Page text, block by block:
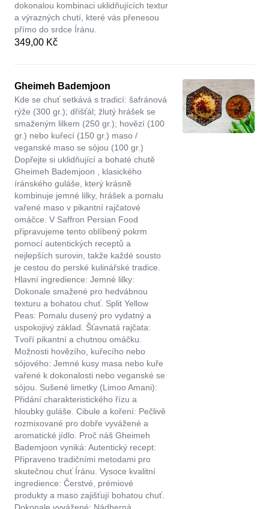
dokonalou kombinaci uklidňujících textur
a výrazných chutí, které vás přenesou
přímo do srdce Íránu.
349,00 Kč
Gheimeh Bademjoon
Kde se chuť setkává s tradicí: šafránová
rýže (300 gr.); dřišťál; žlutý hrášek se
smaženým lilkem (250 gr.); hovězí (100
gr.) nebo kuřecí (150 gr.) maso /
veganské maso se sójou (100 gr.)
Dopřejte si uklidňující a bohaté chutě
Gheimeh Bademjoon , klasického
íránského guláše, který krásně
kombinuje jemné lilky, hrášek a pomalu
vařené maso v pikantní rajčatové
omáčce. V Saffron Persian Food
připravujeme tento oblíbený pokrm
pomocí autentických receptů a
nejlepších surovin, takže každé sousto
je cestou do perské kulinářské tradice.
Hlavní ingredience: Jemné lilky:
Dokonale smažené pro hedvábnou
texturu a bohatou chuť. Split Yellow
Peas: Pomalu dusený pro vydatný a
uspokojivý základ. Šťavnatá rajčata:
Tvoří pikantní a chutnou omáčku.
Možnosti hovězího, kuřecího nebo
sójového: Jemné kusy masa nebo kuře
vařené k dokonalosti nebo veganské se
sójou. Sušené limetky (Limoo Amani):
Přidání charakteristického řízu a
hloubky guláše. Cibule a koření: Pečlivě
rozmixované pro dobře vyvážené a
aromatické jídlo. Proč náš Gheimeh
Bademjoon vyniká: Autentický recept:
Připraveno tradičními metodami pro
skutečnou chuť Íránu. Vysoce kvalitní
ingredience: Čerstvé, prémiové
produkty a maso zajišťují bohatou chuť.